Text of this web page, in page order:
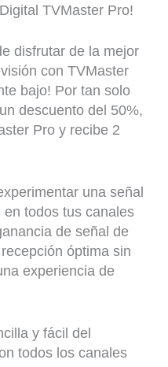
TVMaster Pro!
disfrutar de la mejor
con TVMaster
bajo! Por tan solo
descuento del 50%,
Pro y recibe 2
una señal
todos tus canales
de señal de
óptima sin
experiencia de
y fácil del
todos los canales